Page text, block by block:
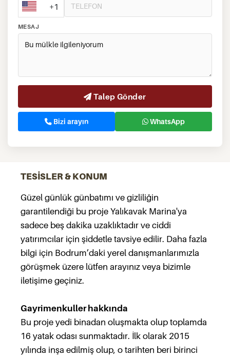
+1
MESAJ
Talep Gönder
Bizi arayın WhatsApp
TESİSLER & KONUM
Güzel günlük günbatımı ve gizliliğin
garantilendiği bu proje Yalıkavak Marina'ya
sadece beş dakika uzaklıktadır ve ciddi
yatırımcılar için şiddetle tavsiye edilir. Daha fazla
bilgi için Bodrum’daki yerel danışmanlarımızla
görüşmek üzere lütfen arayınız veya bizimle
iletişime geçiniz.
Gayrimenkuller hakkında
Bu proje yedi binadan oluşmakta olup toplamda
16 yatak odası sunmaktadır. İlk olarak 2015
yılında inşa edilmiş olup, o tarihten beri birinci